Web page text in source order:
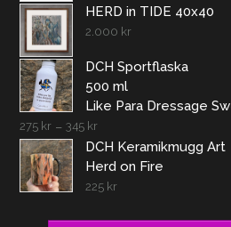
HERD in TIDE 40x40
2.000 kr
DCH Sportflaska
500 ml
Like Para Dressage
275 kr – 345 kr
DCH Keramikmugg Art
Herd on Fire
225 kr